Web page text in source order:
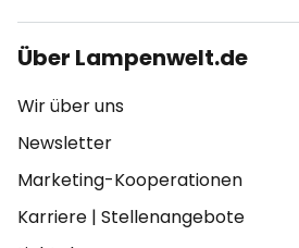
Über Lampenwelt.de
Wir über uns
Newsletter
Marketing-Kooperationen
Karriere | Stellenangebote